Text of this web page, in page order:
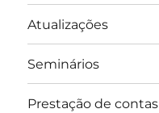
Atualizações
Seminários
Prestação de contas